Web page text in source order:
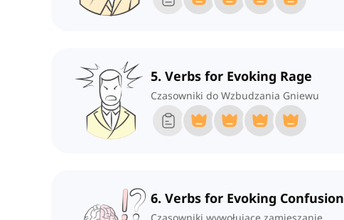
5. Verbs for Evoking Rage
Czasowniki do Wzbudzania Gniewu
6. Verbs for Evoking Confusion